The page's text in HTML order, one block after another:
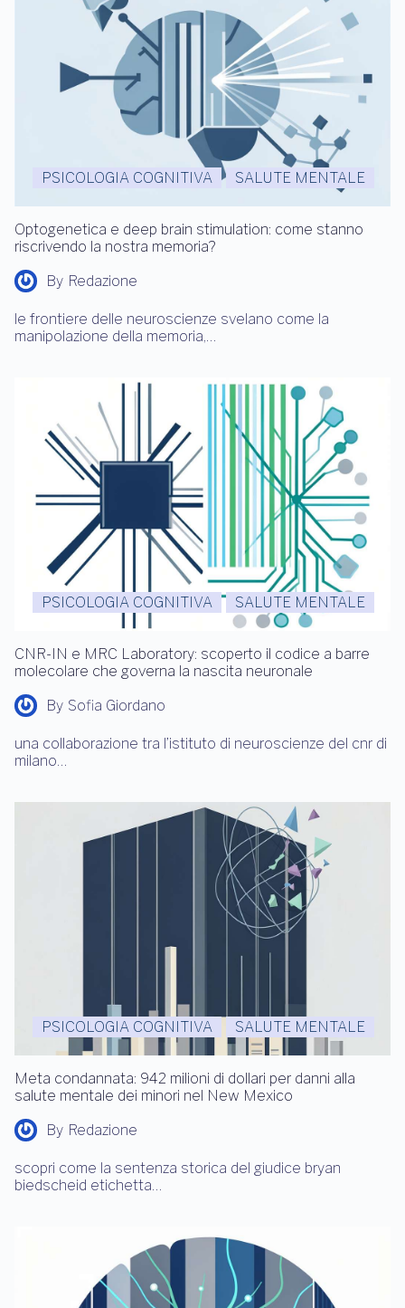
PSICOLOGIA COGNITIVA SALUTE MENTALE
Optogenetica e deep brain stimulation: come stanno
riscrivendo la nostra memoria?
By Redazione
le frontiere delle neuroscienze svelano come la
manipolazione della memoria,…
PSICOLOGIA COGNITIVA SALUTE MENTALE
CNR-IN e MRC Laboratory: scoperto il codice a barre
molecolare che governa la nascita neuronale
By Sofia Giordano
una collaborazione tra l’istituto di neuroscienze del cnr di
milano…
PSICOLOGIA COGNITIVA SALUTE MENTALE
Meta condannata: 942 milioni di dollari per danni alla
salute mentale dei minori nel New Mexico
By Redazione
scopri come la sentenza storica del giudice bryan
biedscheid etichetta…